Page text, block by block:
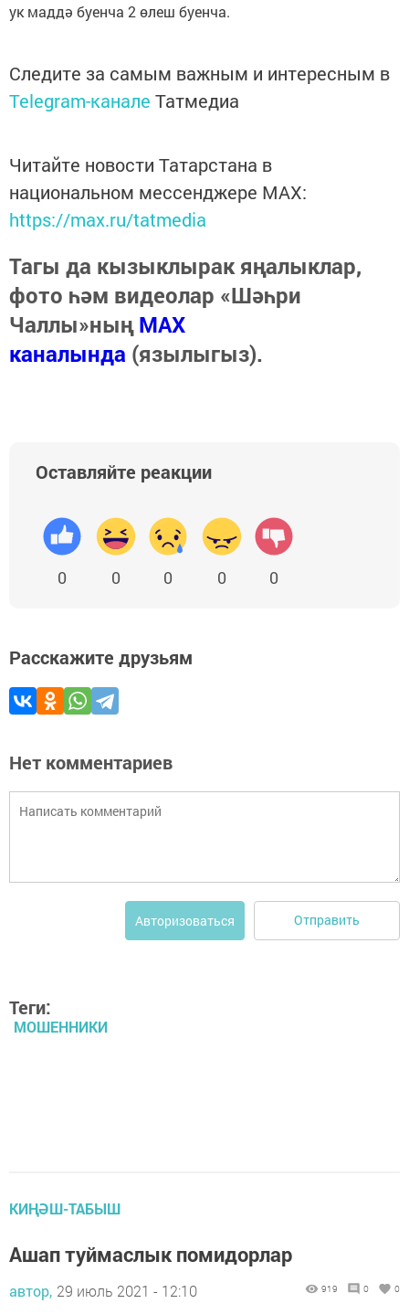
ук маддә буенча 2 өлеш буенча.
Следите за самым важным и интересным в
Telegram-канале Татмедиа
Читайте новости Татарстана в
национальном мессенджере MАХ:
https://max.ru/tatmedia
Тагы да кызыклырак яңалыклар,
фото һәм видеолар «Шәһри
Чаллы»ныңMAX
каналында (язылыгыз).
Оставляйте реакции
0 0 0 0 0
Расскажите друзьям
Нет комментариев
Авторизоваться Отправить
Теги:
МОШЕННИКИ
КИҢӘШ-ТАБЫШ
Ашап туймаслык помидорлар
автор, 29 июль 2021 - 12:10 919 0 0